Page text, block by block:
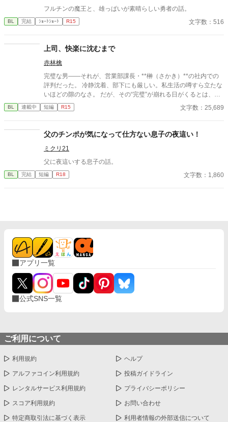
フルチンの魔王と、雄っぱいが素晴らしい勇者の話。
BL 完結 ｼｮｰﾄｼｮｰﾄ R15 文字数：516
上司、快楽に沈むまで
赤林檎
完璧な男――それが、営業部課長・**榊（さかき）**の社内での
評判だった。 冷静沈着、部下にも厳しい。私生活の噂すら立たな
いほどの隙のなさ。 だが、その“完璧”が崩れる日がくるとは、誰
も想像していなかった。 入社三年目の篠原は、榊の直属の部下。
真面目だが強気で、どこか挑発的な笑みを浮かべる青年。 ある
原は上司に向かって、いつもの穏やかな口調を崩した。「……そ
んな顔、部下には見せないんですね」 疲労で僅かに緩んだ榊の表
情。 その弱さを見逃さず、篠原はデスク越しに距離を詰める。
「強がらなくていいですよ。俺の前では、もう」 指先が榊のネク
た。 拒むことも、許すこともできないまま、 彼は“部下”の手によ
っと綺麗だろうなって」 支配する側だったはずの男が、 支配され
ることで初めて“生きている”と感じてしまう――。 上司と部下、
立場も理性も、すべてが絡み合うオフィスの夜。 秘密の扉を開け
た榊は、もう戻れない。 快楽に溺れるその瞬間まで、彼を待つの
は破滅か、それとも救いか。 ――これは、ひとりの上司が“愛”と
いう名の支配に沈んでいく物語。
BL 連載中 短編 R15 文字数：25,689
父のチンポが気になって仕方ない息子の夜這い！
ミクリ21
父に夜這いする息子の話。
BL 完結 短編 R18 文字数：1,860
アプリ一覧
公式SNS一覧
ご利用について
利用規約 ヘルプ
アルファコイン利用規約 投稿ガイドライン
レンタルサービス利用規約 プライバシーポリシー
スコア利用規約 お問い合わせ
特定商取引法に基づく表示 利用者情報の外部送信について